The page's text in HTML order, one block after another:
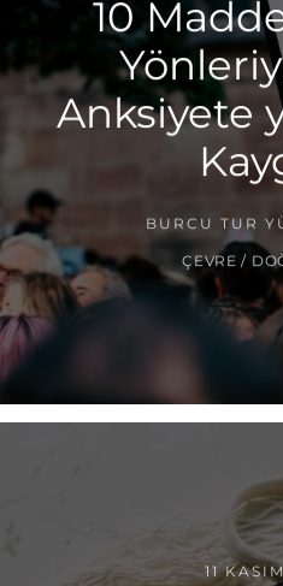
10
Anksiyete
BURCU TUR
ÇEVRE /
11